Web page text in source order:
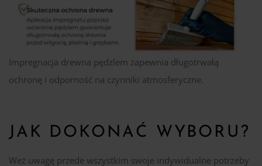
Impregnacja drewna pędzlem zapewnia długotrwałą
ochronę i odporność na czynniki atmosferyczne.
JAK DOKONAĆ WYBORU?
Weź uwagę przede wszystkim swoje indywidualne potrzeby